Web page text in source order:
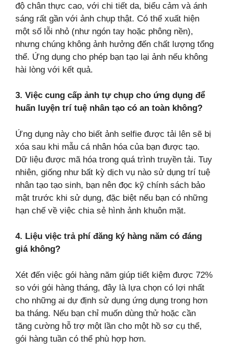
độ chân thực cao, với chi tiết da, biểu cảm và ánh
sáng rất gần với ảnh chụp thật. Có thể xuất hiện
một số lỗi nhỏ (như ngón tay hoặc phông nền),
nhưng chúng không ảnh hưởng đến chất lượng tổng
thể. Ứng dụng cho phép bạn tạo lại ảnh nếu không
hài lòng với kết quả.
3. Việc cung cấp ảnh tự chụp cho ứng dụng để
huấn luyện trí tuệ nhân tạo có an toàn không?
Ứng dụng này cho biết ảnh selfie được tải lên sẽ bị
xóa sau khi mẫu cá nhân hóa của bạn được tạo.
Dữ liệu được mã hóa trong quá trình truyền tải. Tuy
nhiên, giống như bất kỳ dịch vụ nào sử dụng trí tuệ
nhân tạo tạo sinh, bạn nên đọc kỹ chính sách bảo
mật trước khi sử dụng, đặc biệt nếu bạn có những
hạn chế về việc chia sẻ hình ảnh khuôn mặt.
4. Liệu việc trả phí đăng ký hàng năm có đáng
giá không?
Xét đến việc gói hàng năm giúp tiết kiệm được 72%
so với gói hàng tháng, đây là lựa chọn có lợi nhất
cho những ai dự định sử dụng ứng dụng trong hơn
ba tháng. Nếu bạn chỉ muốn dùng thử hoặc cần
tăng cường hỗ trợ một lần cho một hồ sơ cụ thể,
gói hàng tuần có thể phù hợp hơn.